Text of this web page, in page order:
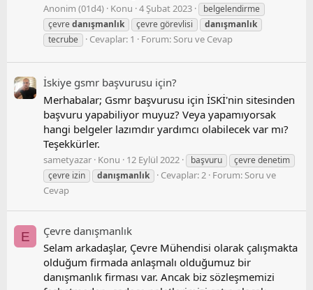
Anonim (01d4) Konu 4 Şubat 2023
belgelendirme
çevredanışmanlık çevre görevlisi
danışmanlık
tecrube
Cevaplar: 1 Forum:Soru ve Cevap
İski̇ye gsmr başvurusu i̇çi̇n?
Merhabalar; Gsmr başvurusu için İSKİ'nin sitesinden
başvuru yapabiliyor muyuz? Veya yapamıyorsak
hangi belgeler lazımdır yardımcı olabilecek var mı?
Teşekkürler.
sametyazar Konu 12 Eylül 2022 başvuru
çevre denetim
çevre izin
danışmanlık Cevaplar: 2 Forum:Soru ve
Cevap
E
Çevre danışmanlık
Selam arkadaşlar, Çevre Mühendisi olarak çalışmakta
olduğum firmada anlaşmalı olduğumuz bir
danışmanlık firması var. Ancak biz sözleşmemizi